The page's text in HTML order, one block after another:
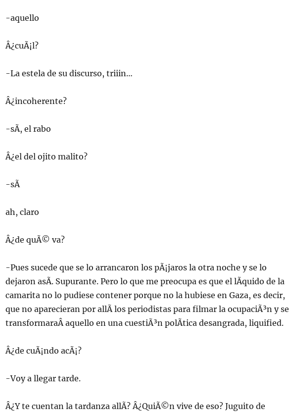
-aquello
Â¿cuÃ¡l?
-La estela de su discurso, triiin…
Â¿incoherente?
-sÃ­, el rabo
Â¿el del ojito malito?
-sÃ­
ah, claro
Â¿de quÃ© va?
-Pues sucede que se lo arrancaron los pÃ¡jaros la otra noche y se lo
dejaron asÃ­. Supurante. Pero lo que me preocupa es que el lÃ­quido de la
camarita no lo pudiese contener porque no la hubiese en Gaza, es decir,
que no aparecieran por allÃ­ los periodistas para filmar la ocupaciÃ³n y se
transformaraÂ aquello en una cuestiÃ³n polÃ­tica desangrada, liquified.
Â¿de cuÃ¡ndo acÃ¡?
-Voy a llegar tarde.
Â¿Y te cuentan la tardanza allÃ­? Â¿QuiÃ©n vive de eso? Juguito de